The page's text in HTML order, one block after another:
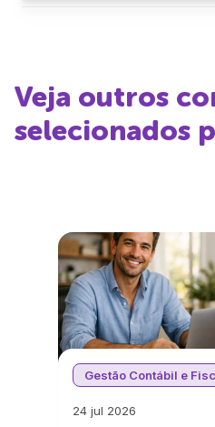
Veja outros
selecionados
Gestão Contábil e
24 jul 2026